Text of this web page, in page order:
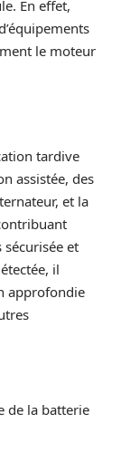
En effet,
le moteur
tardive
assistée, des
et la
et
il
approfondie
de la batterie